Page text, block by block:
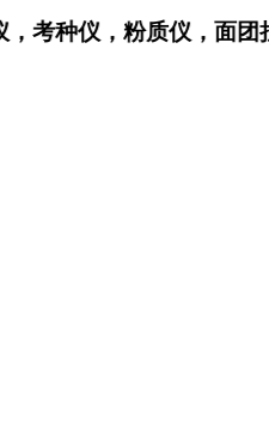
，考种仪，粉质仪，面